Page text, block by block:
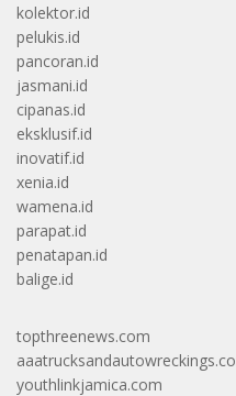
kolektor.id
pelukis.id
pancoran.id
jasmani.id
cipanas.id
eksklusif.id
inovatif.id
xenia.id
wamena.id
parapat.id
penatapan.id
balige.id
topthreenews.com
youthlinkjamica.com